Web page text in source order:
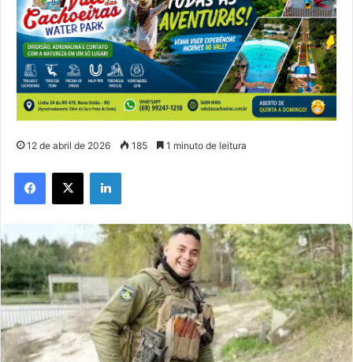
12 de abril de 2026 185 1 minuto de leitura
Facebook
X Linkedin